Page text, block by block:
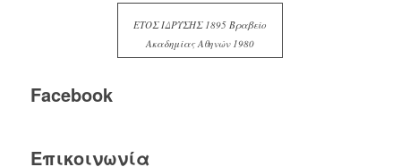
ΕΤΟΣ ΙΔΡΥΣΗΣ 1895 Βραβείο
Ακαδημίας Αθηνών 1980
Facebook
Επικοινωνία